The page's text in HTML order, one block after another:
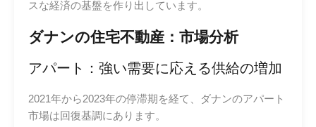
スな経済の基盤を作り出しています。
ダナンの住宅不動産：市場分析
アパート：強い需要に応える供給の増加
2021年から2023年の停滞期を経て、ダナンのアパート
市場は回復基調にあります。